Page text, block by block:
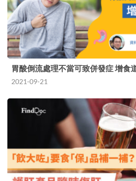
胃酸倒流處理不當可致併發症 增食
2021-09-21